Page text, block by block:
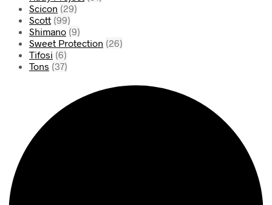
Scicon (29)
Scott (99)
Shimano (9)
Sweet Protection (26)
Tifosi (6)
Tons (37)